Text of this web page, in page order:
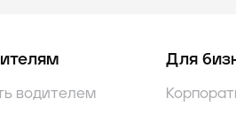
водителем
Для